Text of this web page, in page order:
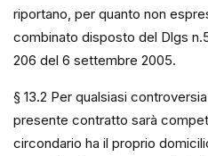
riportano, per quanto non
combinato disposto del Dlgs
206 del 6 settembre 2005.
§ 13.2 Per qualsiasi
presente contratto sarà
circondario ha il proprio